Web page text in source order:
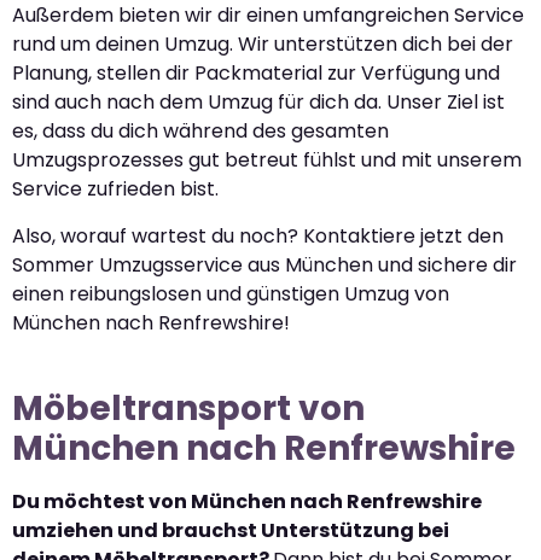
Außerdem bieten wir dir einen umfangreichen Service
rund um deinen Umzug. Wir unterstützen dich bei der
Planung, stellen dir Packmaterial zur Verfügung und
sind auch nach dem Umzug für dich da. Unser Ziel ist
es, dass du dich während des gesamten
Umzugsprozesses gut betreut fühlst und mit unserem
Service zufrieden bist.
Also, worauf wartest du noch? Kontaktiere jetzt den
Sommer Umzugsservice aus München und sichere dir
einen reibungslosen und günstigen Umzug von
München nach Renfrewshire!
Möbeltransport von
München nach Renfrewshire
Du möchtest von München nach Renfrewshire
umziehen und brauchst Unterstützung bei